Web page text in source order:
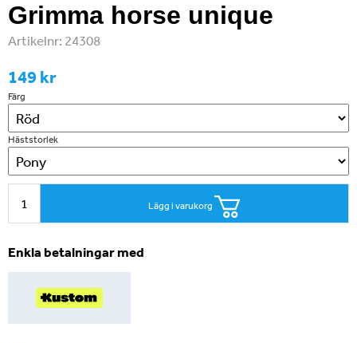
Grimma horse unique
Artikelnr: 24308
149 kr
Färg
Häststorlek
Lägg i varukorg
Enkla betalningar med